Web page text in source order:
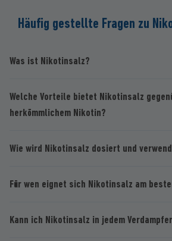
Häufig gestellte Fragen zu
Was ist Nikotinsalz?
Welche Vorteile bietet Nikotinsalz
herkömmlichem Nikotin?
Wie wird Nikotinsalz dosiert und
Für wen eignet sich Nikotinsalz am
Kann ich Nikotinsalz in jedem